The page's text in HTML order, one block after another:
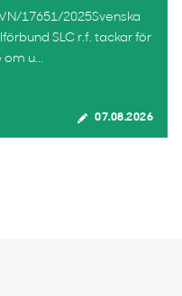
17651/2025Svenska
SLC r.f. tackar för
u...
07.08.2026